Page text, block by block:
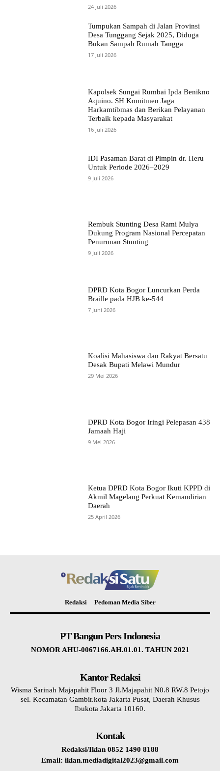
24 Juli 2026
Tumpukan Sampah di Jalan Provinsi
Desa Tunggang Sejak 2025, Diduga
Bukan Sampah Rumah Tangga
17 Juli 2026
Kapolsek Sungai Rumbai Ipda Benikno
Aquino. SH Komitmen Jaga
Harkamtibmas dan Berikan Pelayanan
Terbaik kepada Masyarakat
16 Juli 2026
IDI Pasaman Barat di Pimpin dr. Heru
Untuk Periode 2026–2029
9 Juli 2026
Rembuk Stunting Desa Rami Mulya
Dukung Program Nasional Percepatan
Penurunan Stunting
9 Juli 2026
DPRD Kota Bogor Luncurkan Perda
Braille pada HJB ke-544
7 Juni 2026
Koalisi Mahasiswa dan Rakyat Bersatu
Desak Bupati Melawi Mundur
29 Mei 2026
DPRD Kota Bogor Iringi Pelepasan 438
Jamaah Haji
9 Mei 2026
Ketua DPRD Kota Bogor Ikuti KPPD di
Akmil Magelang Perkuat Kemandirian
Daerah
25 April 2026
Redaksi Pedoman Media Siber
PT Bangun Pers Indonesia
NOMOR AHU-0067166.AH.01.01. TAHUN 2021
Kantor Redaksi
Wisma Sarinah Majapahit Floor 3 Jl.Majapahit N0.8 RW.8 Petojo
sel. Kecamatan Gambir.kota Jakarta Pusat, Daerah Khusus
Ibukota Jakarta 10160.
Kontak
Redaksi/Iklan 0852 1490 8188
Email: iklan.mediadigital2023@gmail.com